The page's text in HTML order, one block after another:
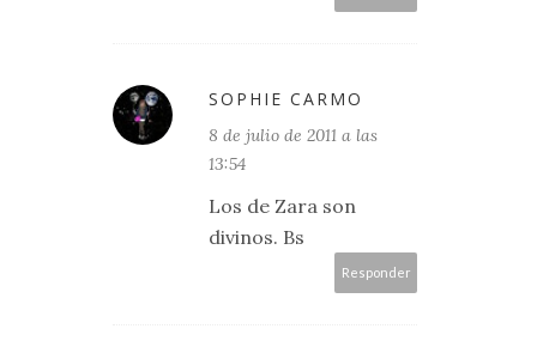
SOPHIE CARMO
8 de julio de 2011 a las
13:54
Los de Zara son
divinos. Bs
Responder